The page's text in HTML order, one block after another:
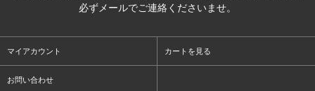
必ずメールでご連絡くださいませ。
マイアカウント カートを見る
お問い合わせ